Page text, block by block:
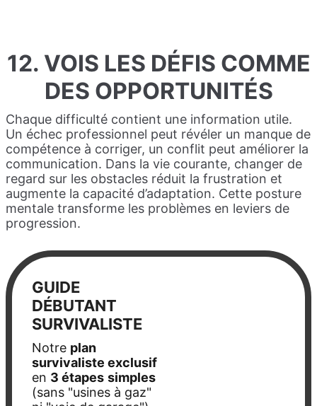
12. VOIS LES DÉFIS COMME
DES OPPORTUNITÉS
Chaque difficulté contient une information utile.
Un échec professionnel peut révéler un manque de
compétence à corriger, un conflit peut améliorer la
communication. Dans la vie courante, changer de
regard sur les obstacles réduit la frustration et
augmente la capacité d’adaptation. Cette posture
mentale transforme les problèmes en leviers de
progression.
GUIDE
DÉBUTANT
SURVIVALISTE
Notre plan
survivaliste exclusif
en 3 étapes simples
(sans "usines à gaz"